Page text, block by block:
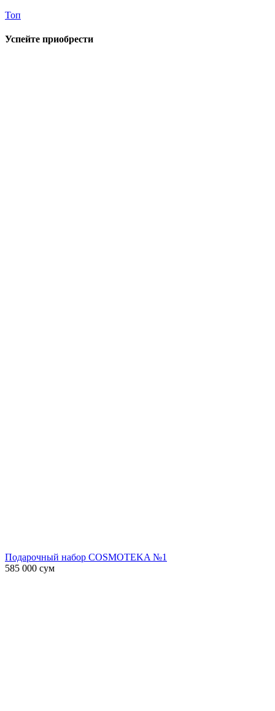
Топ
Успейте приобрести
Подарочный набор COSMOTEKA №1
585 000 сум